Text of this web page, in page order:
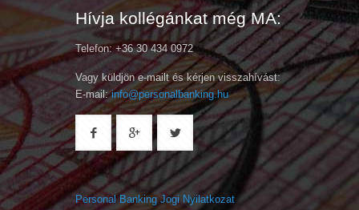
Hívja kollégánkat még MA:
Telefon: +36 30 434 0972
Vagy küldjön e-mailt és kérjen visszahívást:
E-mail:info@personalbanking.hu
Personal Banking Jogi Nyilatkozat